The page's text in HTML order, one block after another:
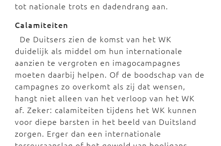
tot nationale trots en dadendrang aan.
Calamiteiten
De Duitsers zien de komst van het WK
duidelijk als middel om hun internationale
aanzien te vergroten en imagocampagnes
moeten daarbij helpen. Of de boodschap van de
campagnes zo overkomt als zij dat wensen,
hangt niet alleen van het verloop van het WK
af. Zeker: calamiteiten tijdens het WK kunnen
voor diepe barsten in het beeld van Duitsland
zorgen. Erger dan een internationale